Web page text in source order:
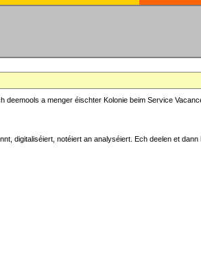
a menger éischter Kolonie beim Service
digitaliséiert, notéiert an analyséiert. Ech deelen et